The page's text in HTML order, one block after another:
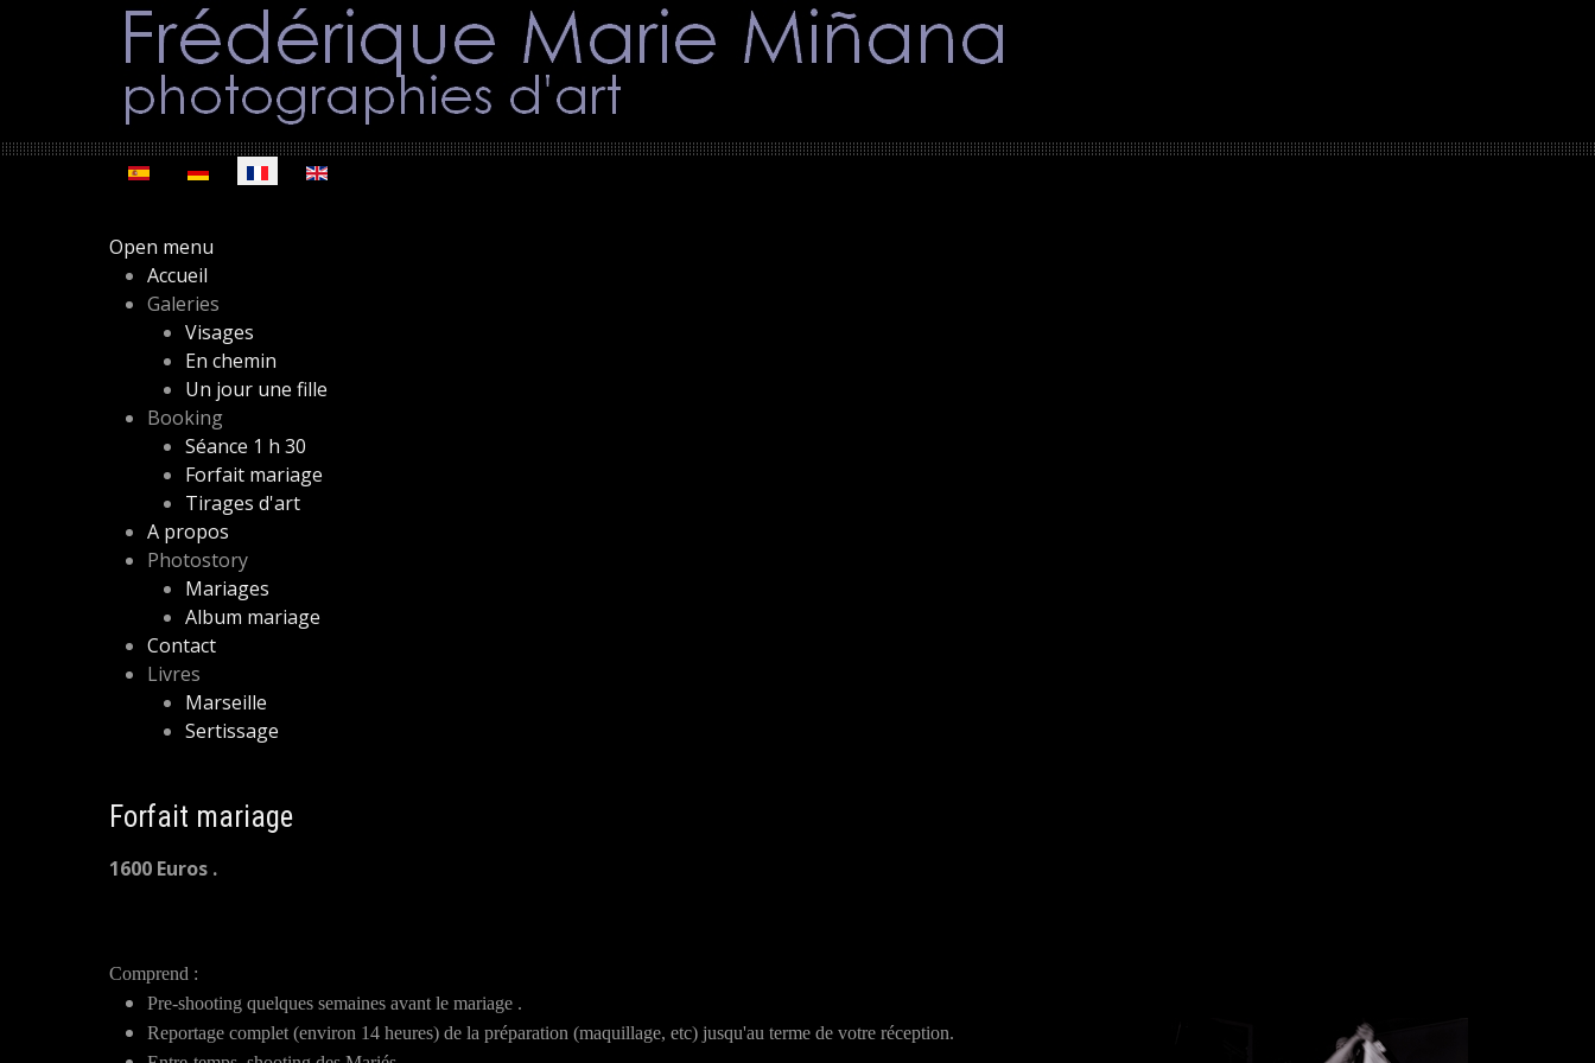
Sélectionnez votre langue
Open menu
Accueil
Galeries
Visages
En chemin
Un jour une fille
Booking
Séance 1 h 30
Forfait mariage
Tirages d'art
A propos
Photostory
Mariages
Album mariage
Contact
Livres
Marseille
Sertissage
Forfait mariage
1600 Euros .
Comprend :
Pre-shooting quelques semaines avant le mariage .
Reportage complet (environ 14 heures) de la préparation (maquillage, etc) jusqu'au terme de votre réception.